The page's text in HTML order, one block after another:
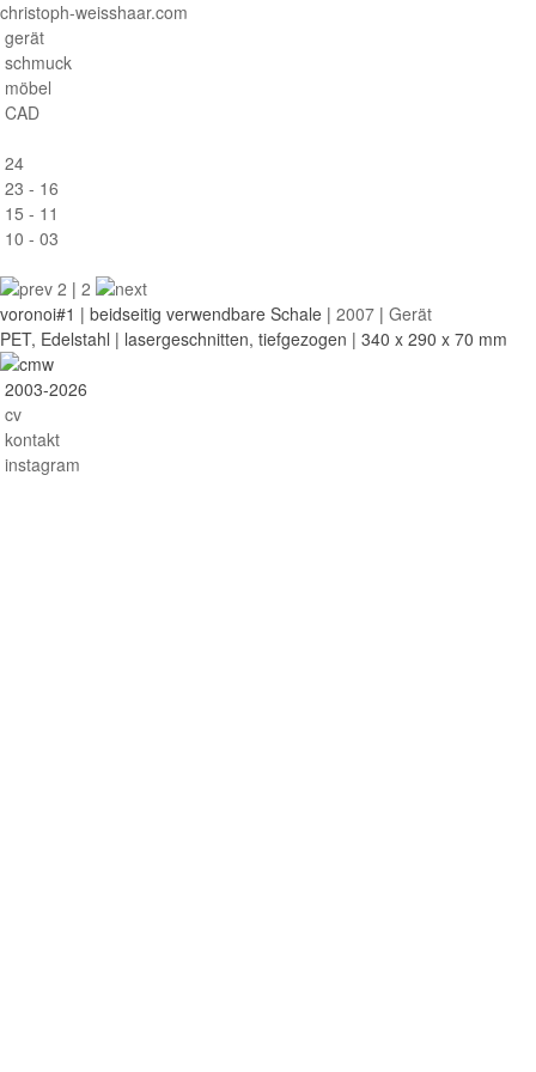
christoph-weisshaar.com
gerät
schmuck
möbel
CAD
24
23 - 16
15 - 11
10 - 03
2 | 2
voronoi#1 | beidseitig verwendbare Schale | 2007 | Gerät
PET, Edelstahl | lasergeschnitten, tiefgezogen | 340 x 290 x 70 mm
2003-2026
cv
kontakt
instagram